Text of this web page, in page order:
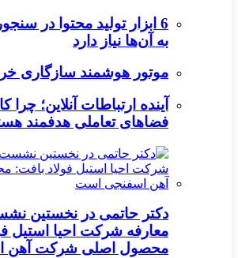
6 ابزار تولید محتوا در
به آن‌ها نیاز دارد
موتور هوشمند سازگاری
آینده ارتباطات آنلاین؛ چرا
فضاهای تعاملی هدفمند
دکتر حاتمی در نخستین
معارفه شرکت احیا استیل
محصول اصلی شرکت آهن